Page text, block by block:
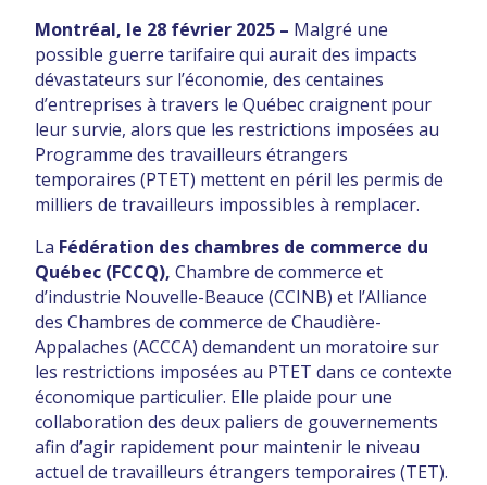
Montréal, le 28 février 2025 – Malgré une
possible guerre tarifaire qui aurait des impacts
dévastateurs sur l’économie, des centaines
d’entreprises à travers le Québec craignent pour
leur survie, alors que les restrictions imposées au
Programme des travailleurs étrangers
temporaires (PTET) mettent en péril les permis de
milliers de travailleurs impossibles à remplacer.
La Fédération des chambres de commerce du
Québec (FCCQ), Chambre de commerce et
d’industrie Nouvelle-Beauce (CCINB) et l’Alliance
des Chambres de commerce de Chaudière-
Appalaches (ACCCA) demandent un moratoire sur
les restrictions imposées au PTET dans ce contexte
économique particulier. Elle plaide pour une
collaboration des deux paliers de gouvernements
afin d’agir rapidement pour maintenir le niveau
actuel de travailleurs étrangers temporaires (TET).